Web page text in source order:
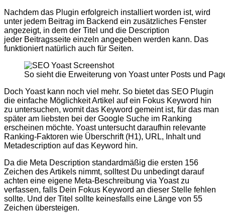
Nachdem das Plugin erfolgreich installiert worden ist, wird
unter jedem Beitrag im Backend ein zusätzliches Fenster
angezeigt, in dem der Titel und die Description
jeder Beitragsseite einzeln angegeben werden kann. Das
funktioniert natürlich auch für Seiten.
So sieht die Erweiterung von Yoast unter Posts und
Doch Yoast kann noch viel mehr. So bietet das SEO Plugin
die einfache Möglichkeit Artikel auf ein Fokus Keyword hin
zu untersuchen, womit das Keyword gemeint ist, für das man
später am liebsten bei der Google Suche im Ranking
erscheinen möchte. Yoast untersucht daraufhin relevante
Ranking-Faktoren wie Überschrift (H1), URL, Inhalt und
Metadescription auf das Keyword hin.
Da die Meta Description standardmäßig die ersten 156
Zeichen des Artikels nimmt, solltest Du unbedingt darauf
achten eine eigene Meta-Beschreibung via Yoast zu
verfassen, falls Dein Fokus Keyword an dieser Stelle fehlen
sollte. Und der Titel sollte keinesfalls eine Länge von 55
Zeichen übersteigen.